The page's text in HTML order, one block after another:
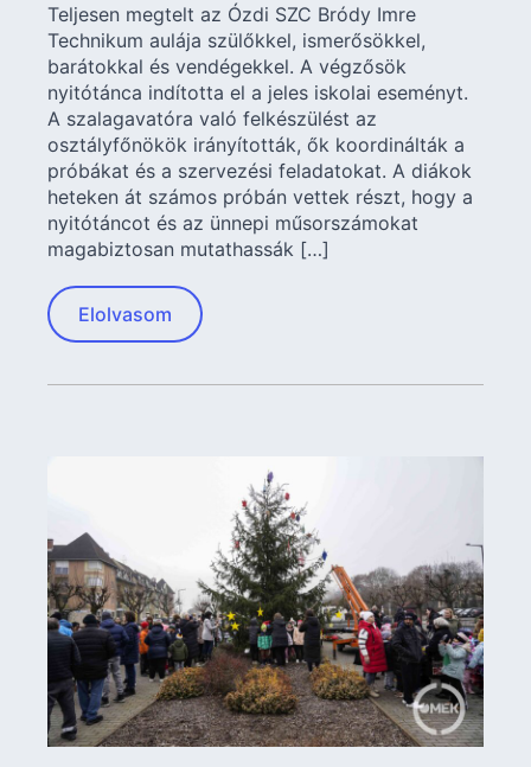
Teljesen megtelt az Ózdi SZC Bródy Imre
Technikum aulája szülőkkel, ismerősökkel,
barátokkal és vendégekkel. A végzősök
nyitótánca indította el a jeles iskolai eseményt.
A szalagavatóra való felkészülést az
osztályfőnökök irányították, ők koordinálták a
próbákat és a szervezési feladatokat. A diákok
heteken át számos próbán vettek részt, hogy a
nyitótáncot és az ünnepi műsorszámokat
magabiztosan mutathassák […]
Elolvasom